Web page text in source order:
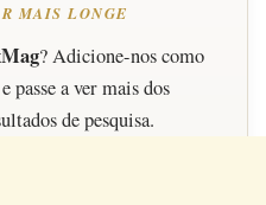
MAIS LONGE
? Adicione-nos como
passe a ver mais dos
de pesquisa.